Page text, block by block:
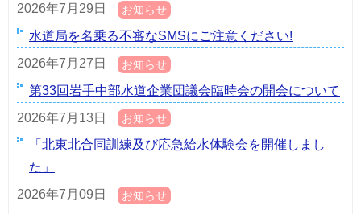
2026年7月29日 お知らせ
水道局を名乗る不審なSMSにご注意ください!
2026年7月27日
お知らせ
第33回岩手中部水道企業団議会臨時会の開会について
2026年7月13日
お知らせ
「北東北合同訓練及び応急給水体験会を開催しまし
た」
2026年7月09日
お知らせ